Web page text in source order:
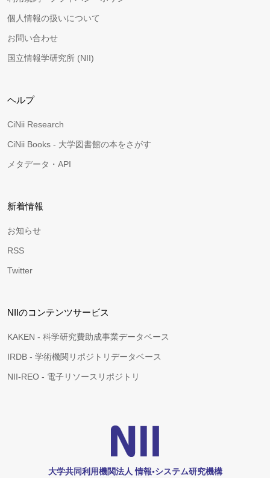
個人情報の扱いについて
お問い合わせ
国立情報学研究所 (NII)
ヘルプ
CiNii Research
CiNii Books - 大学図書館の本をさがす
メタデータ・API
新着情報
お知らせ
RSS
Twitter
NIIのコンテンツサービス
KAKEN - 科学研究費助成事業データベース
IRDB - 学術機関リポジトリデータベース
NII-REO - 電子リソースリポジトリ
大学共同利用機関法人 情報•システム研究機構